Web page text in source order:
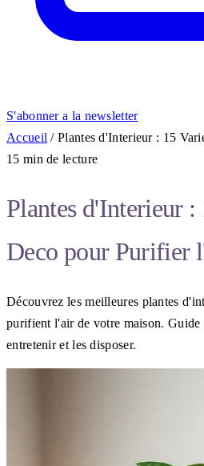
S'abonner a la newsletter
Accueil / Plantes d'Interieur : 15
15 min de lecture
Plantes d'Interieur :
Deco pour Purifier
Découvrez les meilleures plantes
purifient l'air de votre maison. Guide
entretenir et les disposer.